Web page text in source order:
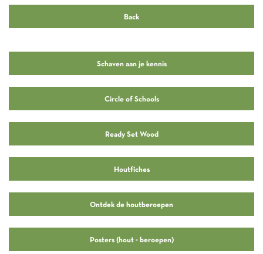
Back
Schaven aan je kennis
Circle of Schools
Ready Set Wood
Houtfiches
Ontdek de houtberoepen
Posters (hout - beroepen)